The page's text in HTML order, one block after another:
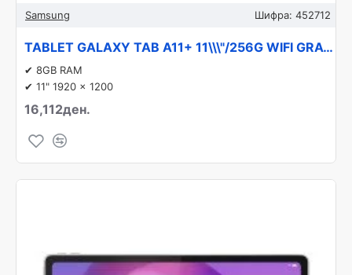
Samsung Шифра: 452712
TABLET GALAXY TAB A11+ 11\\\"/256G WIFI GRAY SM-X230 SAMSUNG
✔ 8GB RAM
✔ 11" 1920 x 1200
16,112ден.